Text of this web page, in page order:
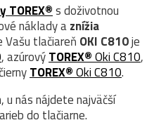
TOREX®s doživotnou
náklady aznížia
Vašu tlačiareň OKI C810je
, azúrovýTOREX®Oki C810,
TOREX®Oki C810.
nás nájdete najväčší
do tlačiarne.